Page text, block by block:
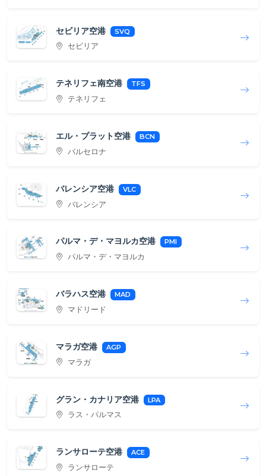
セビリア空港 SVQ
セビリア
テネリフェ南空港 TFS
テネリフェ
エル・プラット空港 BCN
バルセロナ
バレンシア空港 VLC
バレンシア
パルマ・デ・マヨルカ空港 PMI
パルマ・デ・マヨルカ
バラハス空港 MAD
マドリード
マラガ空港 AGP
マラガ
グラン・カナリア空港 LPA
ラス・パルマス
ランサローテ空港 ACE
ランサローテ